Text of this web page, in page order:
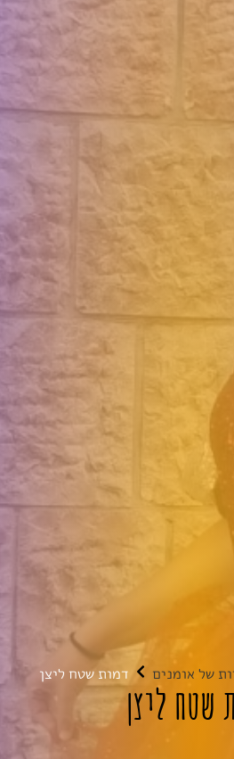
של אומנים דמות שטח ליצן
שטח ליצן